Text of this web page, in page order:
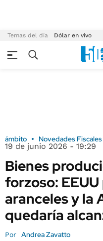
Temas del día Dólar en vivo
ámbito Novedades Fiscales
19 de junio 2026 - 19:29
Bienes
forzoso:
aranceles y la
quedaría
Por Andrea Zavatto